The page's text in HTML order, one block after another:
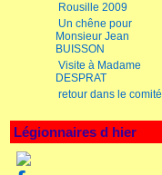
Rousille 2009
Un chêne pour
Monsieur Jean
BUISSON
Visite à Madame
DESPRAT
retour dans le comité
Légionnaires d hier